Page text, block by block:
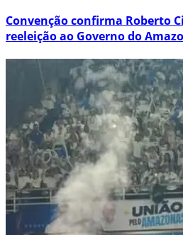
Convenção confirma Roberto
reeleição ao Governo do